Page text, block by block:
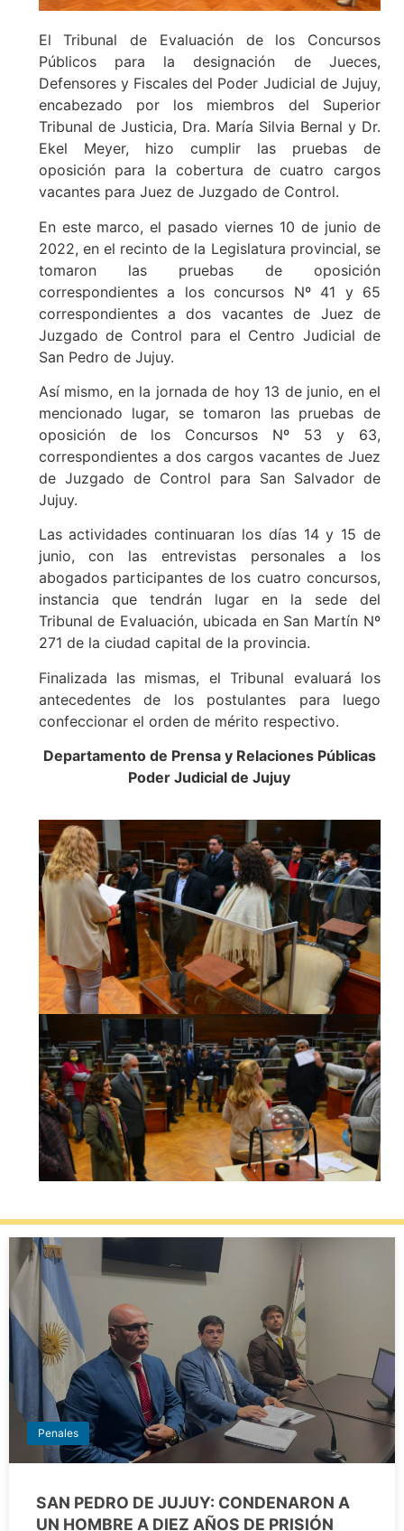
El Tribunal de Evaluación de los Concursos
Públicos para la designación de Jueces,
Defensores y Fiscales del Poder Judicial de Jujuy,
encabezado por los miembros del Superior
Tribunal de Justicia, Dra. María Silvia Bernal y Dr.
Ekel Meyer, hizo cumplir las pruebas de
oposición para la cobertura de cuatro cargos
vacantes para Juez de Juzgado de Control.
En este marco, el pasado viernes 10 de junio de
2022, en el recinto de la Legislatura provincial, se
tomaron las pruebas de oposición
correspondientes a los concursos Nº 41 y 65
correspondientes a dos vacantes de Juez de
Juzgado de Control para el Centro Judicial de
San Pedro de Jujuy.
Así mismo, en la jornada de hoy 13 de junio, en el
mencionado lugar, se tomaron las pruebas de
oposición de los Concursos Nº 53 y 63,
correspondientes a dos cargos vacantes de Juez
de Juzgado de Control para San Salvador de
Jujuy.
Las actividades continuaran los días 14 y 15 de
junio, con las entrevistas personales a los
abogados participantes de los cuatro concursos,
instancia que tendrán lugar en la sede del
Tribunal de Evaluación, ubicada en San Martín Nº
271 de la ciudad capital de la provincia.
Finalizada las mismas, el Tribunal evaluará los
antecedentes de los postulantes para luego
confeccionar el orden de mérito respectivo.
Departamento de Prensa y Relaciones Públicas
Poder Judicial de Jujuy
Penales
SAN PEDRO DE JUJUY: CONDENARON A
UN HOMBRE A DIEZ AÑOS DE PRISIÓN